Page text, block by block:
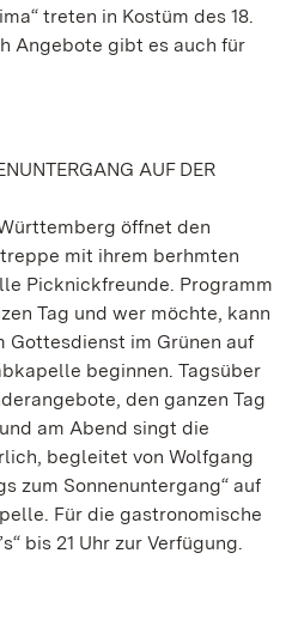
treten in Kostüm des 18.
Angebote gibt es auch für
AUF DER
öffnet den
mit ihrem berhmten
Picknickfreunde. Programm
Tag und wer möchte, kann
Gottesdienst im Grünen auf
beginnen. Tagsüber
den ganzen Tag
am Abend singt die
begleitet von Wolfgang
zum Sonnenuntergang“ auf
Für die gastronomische
bis 21 Uhr zur Verfügung.